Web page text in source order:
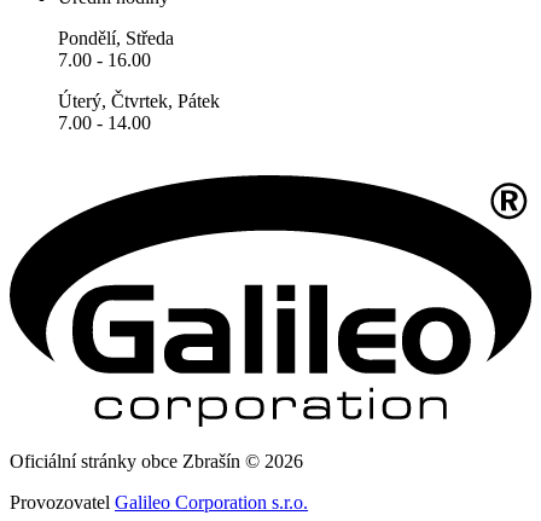
Pondělí, Středa
7.00 - 16.00
Úterý, Čtvrtek, Pátek
7.00 - 14.00
Oficiální stránky obce Zbrašín © 2026
Provozovatel Galileo Corporation s.r.o.